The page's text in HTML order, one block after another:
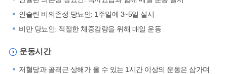
인슐린 비의존성 당뇨인: 1주일에 3~5일 실시
비만 당뇨인: 적절한 체중감량을 위해 매일 운동
운동시간
저혈당과 골격근 상해가 올 수 있는 1시간 이상의 운동은 삼가며